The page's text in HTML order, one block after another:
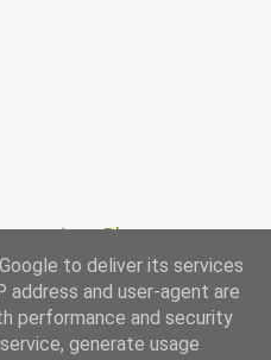
usługę Blogger
to deliver its services
address and user-agent are
performance and security
generate usage